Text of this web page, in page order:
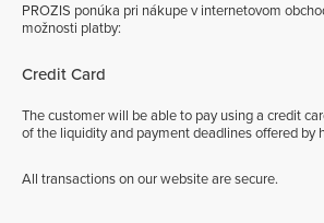
PROZIS ponúka pri nákupe v internetovom
možnosti platby:
Credit Card
The customer will be able to pay using a credit
of the liquidity and payment deadlines offered by
All transactions on our website are secure.